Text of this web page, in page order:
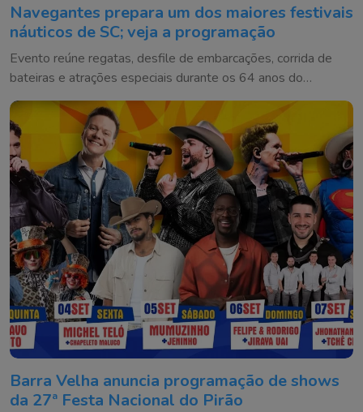
Navegantes prepara um dos maiores festivais
náuticos de SC; veja a programação
Evento reúne regatas, desfile de embarcações, corrida de
bateiras e atrações especiais durante os 64 anos do
município
Barra Velha anuncia programação de shows
da 27ª Festa Nacional do Pirão